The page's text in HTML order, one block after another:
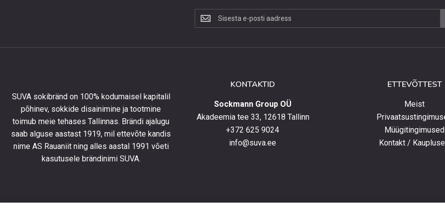
Liitu
uudiskirjaga,
saada
olla
kursis
toodetega,
SUVA sokibränd on 100% kodumaisel kapitalil
põhinev, sokkide disainimine ja tootmine
toimub meie tehases Tallinnas. Brändi ajalugu
saab alguse aastast 1919, mil ettevõte kandis
nime AS Rauaniit ning alles aastal 1991 võeti
kasutusele brändinimi SUVA.
KONTAKTID
Sockmann Group OÜ
Akadeemia tee 33, 12618 Tallinn
+372 625 9024
info@suva.ee
ETTEVÕTTEST
Meist
Müügitingimused
Kontakt /